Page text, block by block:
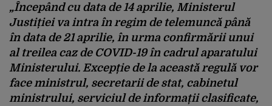
„Începând cu data de 14 aprilie, Ministerul
Justiției va intra în regim de telemuncă până
în data de 21 aprilie, în urma confirmării unui
al treilea caz de COVID-19 în cadrul aparatului
Ministerului. Excepție de la această regulă vor
face ministrul, secretarii de stat, cabinetul
ministrului, serviciul de informații clasificate,